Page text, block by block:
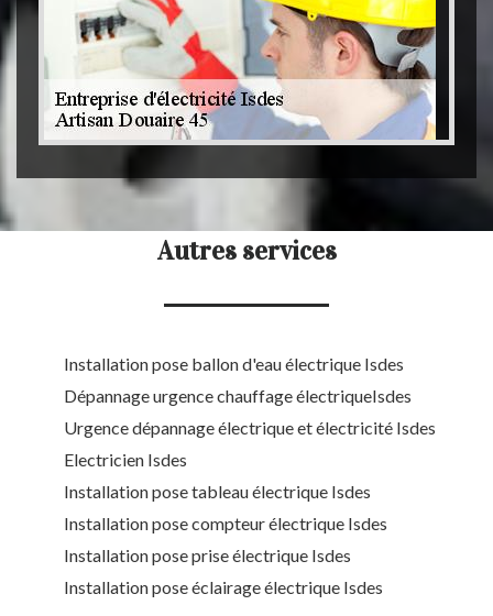
Autres services
Installation pose ballon d'eau électrique Isdes
Dépannage urgence chauffage électriqueIsdes
Urgence dépannage électrique et électricité Isdes
Electricien Isdes
Installation pose tableau électrique Isdes
Installation pose compteur électrique Isdes
Installation pose prise électrique Isdes
Installation pose éclairage électrique Isdes